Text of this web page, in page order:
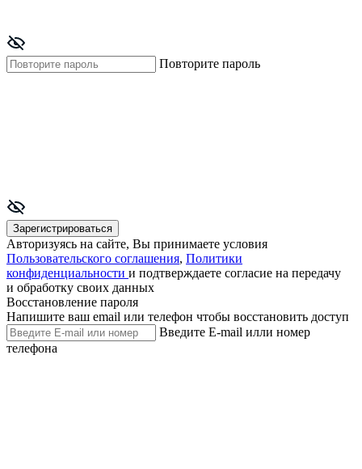
Повторите пароль
Зарегистрироваться
Авторизуясь на сайте, Вы принимаете условия
Пользовательского соглашения, Политики
конфиденциальности и подтверждаете согласие на передачу
и обработку своих данных
Восстановление пароля
Напишите ваш email или телефон чтобы восстановить доступ
Введите E-mail илли номер
телефона